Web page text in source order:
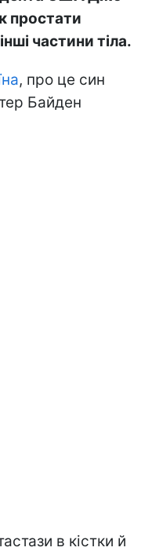
простати
частини тіла.
, про це син
Байден
в кістки й